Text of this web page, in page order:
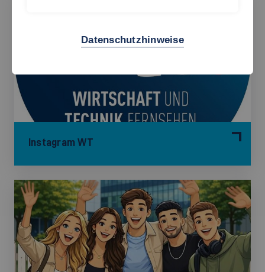
Instagram WT
Datenschutzhinweise